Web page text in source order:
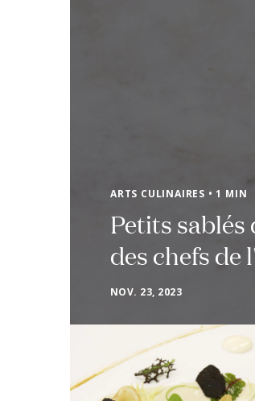
ARTS CULINAIRES • 1 MIN
Petits sablés
des chefs de
NOV. 23, 2023